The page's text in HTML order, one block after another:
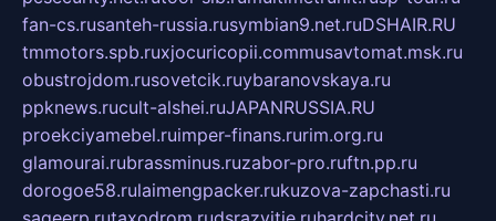
fan-cs.rusanteh-russia.rusymbian9.net.ruDSHAIR.RU
tmmotors.spb.ruxjocuricopii.commusavtomat.msk.ru
obustrojdom.rusovetcik.ruybaranovskaya.ru
ppknews.rucult-alshei.ruJAPANRUSSIA.RU
proekciyamebel.ruimper-finans.rurim.org.ru
glamourai.rubrassminus.ruzabor-pro.ruftn.pp.ru
dorogoe58.rulaimengpacker.rukuzova-zapchasti.ru